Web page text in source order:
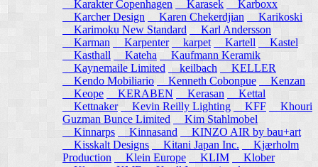
Karakter Copenhagen
Karasek
Karboxx
Karcher Design
Karen Chekerdjian
Karikoski
Karimoku New Standard
Karl Andersson
Karman
Karpenter karpet Kartell
Kastel
Kasthall
Kateha
Kaufmann Keramik
Kaynemaile Limited keilbach
KELLER
Kendo Mobiliario
Kenneth Cobonpue
Kenzan
Keope
KERABEN Kerasan
Kettal
Kettnaker Kevin Reilly Lighting KFF
Khouri
Guzman Bunce Limited
Kim Stahlmobel
Kinnarps
Kinnasand
KINZO AIR by bau+art
Kisskalt Designs
Kitani Japan Inc.
Kjærholm
Production
Klein Europe KLIM
Klober